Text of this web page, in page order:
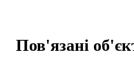
Пов'язані